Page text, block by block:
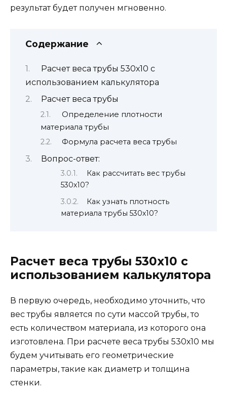
результат будет получен мгновенно.
Содержание
Расчет веса трубы 530х10 с
использованием калькулятора
Расчет веса трубы
Определение плотности
материала трубы
Формула расчета веса трубы
Вопрос-ответ:
Как рассчитать вес трубы
530х10?
Как узнать плотность
материала трубы 530х10?
Расчет веса трубы 530х10 с
использованием калькулятора
В первую очередь, необходимо уточнить, что
вес трубы является по сути массой трубы, то
есть количеством материала, из которого она
изготовлена. При расчете веса трубы 530х10 мы
будем учитывать его геометрические
параметры, такие как диаметр и толщина
стенки.